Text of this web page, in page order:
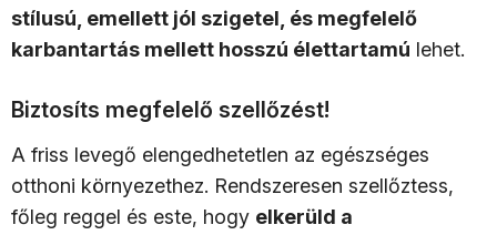
stílusú, emellett jól szigetel, és megfelelő
karbantartás mellett hosszú élettartamú lehet.
Biztosíts megfelelő szellőzést!
A friss levegő elengedhetetlen az egészséges
otthoni környezethez. Rendszeresen szellőztess,
főleg reggel és este, hogy elkerüld a